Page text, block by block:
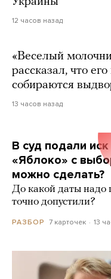
12 часов назад
«Веселый
рассказал, что
собираются
13 часов назад
В суд подали
«Яблоко» с
можно сделать?
До какой даты надо
точно допустили?
РАЗБОР 7 карточек 13